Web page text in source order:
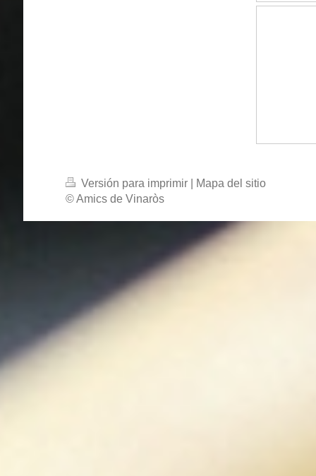
Versión para imprimir
Mapa del sitio
© Amics de Vinaròs